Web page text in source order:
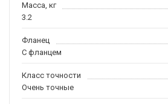
Масса, кг
3.2
Фланец
С фланцем
Класс точности
Очень точные